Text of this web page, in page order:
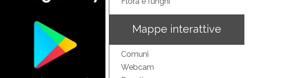
Mappe interattive
Comuni
Webcam